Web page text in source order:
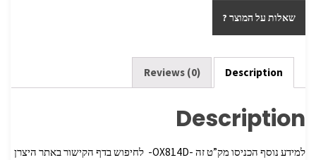
b
o
o
k
tt
er
ar
e
שאלות על המוצר ?
Description
Reviews (0)
Description
למידע נוסף הכניסו מק”ט זה -OX814D- לחיפוש בדף הקישור באתר היצרן